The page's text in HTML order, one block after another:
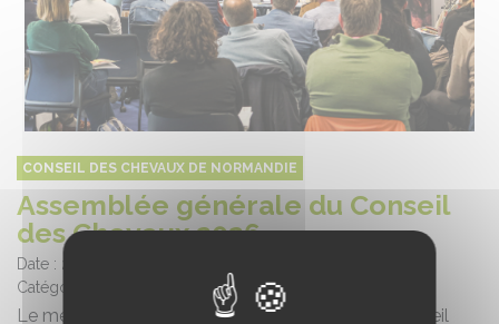
CONSEIL DES CHEVAUX DE NORMANDIE
Assemblée générale du Conseil
des Chevaux 2026
Date : 22/05/2026
Catégorie :
Informations filière
Le mercredi 20 mai, l’Assemblée Générale du Conseil